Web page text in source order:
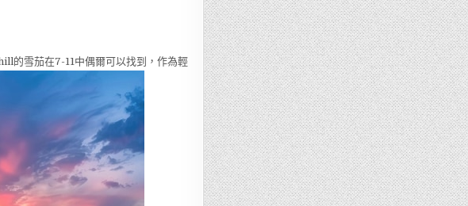
的雪茄在7-11中偶爾可以找到，作為輕